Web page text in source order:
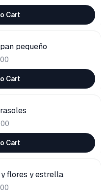
Cart
pequeño
Cart
Cart
flores y estrella